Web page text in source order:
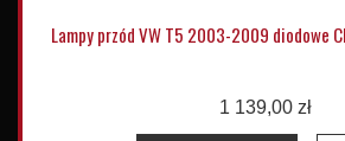
Lampy przód VW T5 2003-2009 diodowe
1 139,00 zł